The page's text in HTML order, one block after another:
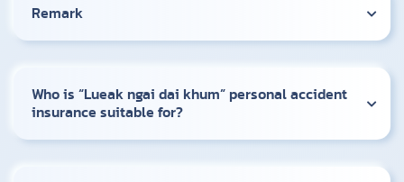
Remark
Who is “Lueak ngai dai khum” personal accident
insurance suitable for?